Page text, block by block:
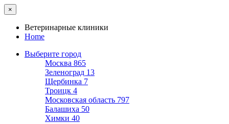
×
Ветеринарные клиники
Home
Выберите город
Москва 865
Зеленоград 13
Щербинка 7
Троицк 4
Московская область 797
Балашиха 50
Химки 40